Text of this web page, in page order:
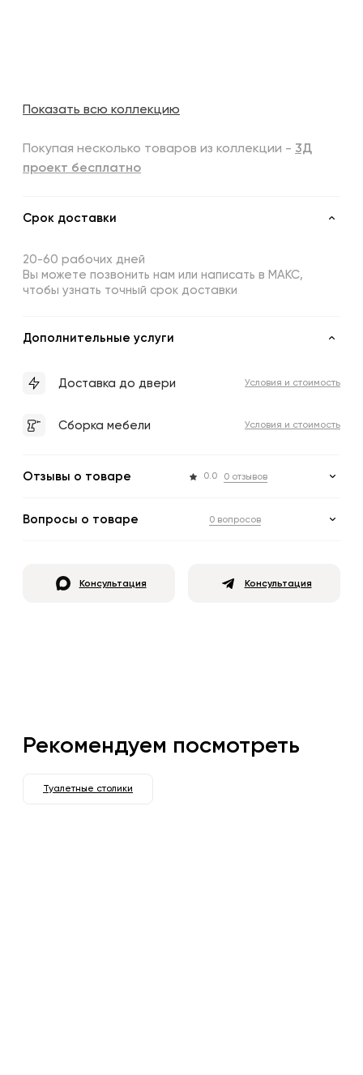
Показать всю коллекцию
Покупая несколько товаров из коллекции - 3Д
проект бесплатно
Срок доставки
20-60 рабочих дней
Вы можете позвонить нам или написать в МАКС,
чтобы узнать точный срок доставки
Дополнительные услуги
Доставка до двери Условия и стоимость
Сборка мебели Условия и стоимость
Отзывы о товаре 0.0 0 отзывов
Вопросы о товаре 0 вопросов
Консультация Консультация
Рекомендуем посмотреть
Туалетные столики